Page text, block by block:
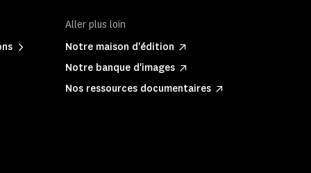
Aller plus loin
Notre maison d'édition
Notre banque d'images
Nos ressources documentaires